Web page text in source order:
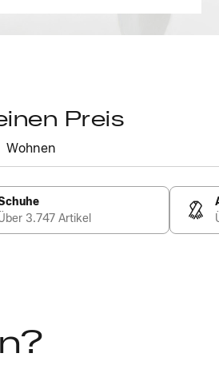
Preis
Wohnen
3.747 Artikel